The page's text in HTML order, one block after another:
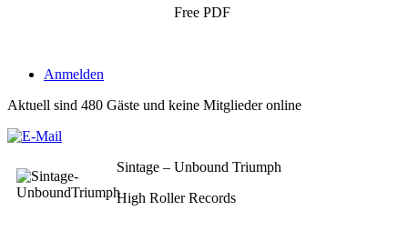
Free PDF
Anmelden
Aktuell sind 480 Gäste und keine Mitglieder online
Sintage – Unbound Triumph
High Roller Records